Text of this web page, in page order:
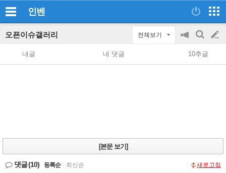
인벤
오픈이슈갤러리 전체보기
공
지
on/off
검
색
글
쓰
내글 내 댓글 10추글
[본문 보기]
댓글(10) 등록순 최신순 새로고침